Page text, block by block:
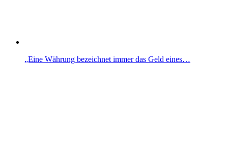
„Eine Währung bezeichnet immer das Geld eines…